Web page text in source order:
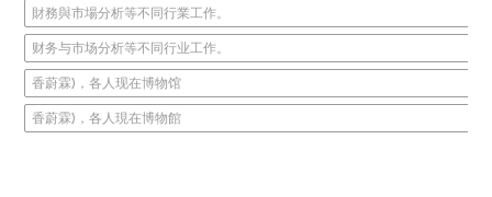
財務與市場分析等不同行業工作。
财务与市场分析等不同行业工作。
香蔚霖)，各人现在博物馆
香蔚霖)，各人現在博物館